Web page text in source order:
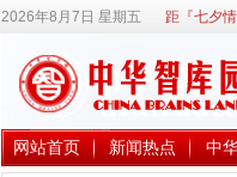
2026年8月7日 星期五 距『七夕
网站首页 新闻热点 中